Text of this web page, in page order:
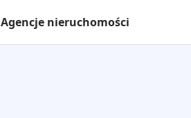
Agencje nieruchomości